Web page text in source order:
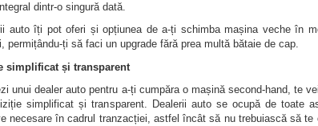
dintr-o singură dată.
auto îți pot oferi și opțiunea de a-ți schimba mașina veche în
permițându-ți să faci un upgrade fără prea multă bătaie de cap.
simplificat și transparent
unui dealer auto pentru a-ți cumpăra o mașină second-hand, te
simplificat și transparent. Dealerii auto se ocupă de toate
necesare în cadrul tranzacției, astfel încât să nu trebuiască să te